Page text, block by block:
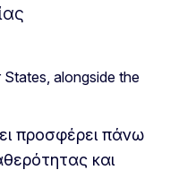
προσφέρει πάνω
και